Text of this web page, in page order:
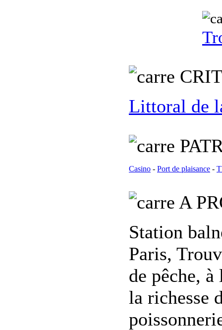
C
Littoral de
Casino - Port de plaisance -
A
Station
Paris,
de pêche,
la richesse